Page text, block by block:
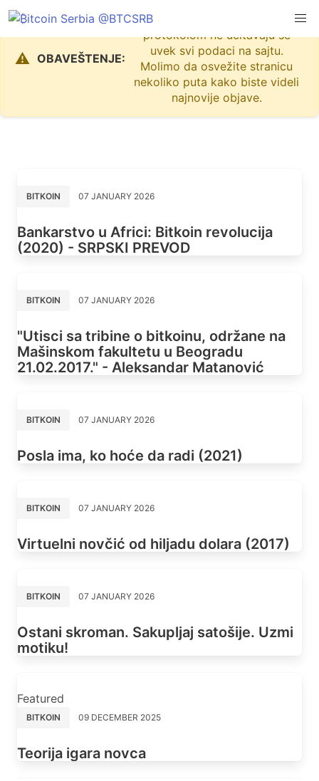
⚠️ OBAVEŠTENJE:
Zbog problema sa Nostr
protokolom ne učitavaju se
uvek svi podaci na sajtu.
Molimo da osvežite stranicu
nekoliko puta kako biste videli
najnovije objave.
BITKOIN 07 JANUARY 2026
Bankarstvo u Africi: Bitkoin revolucija
(2020) - SRPSKI PREVOD
BITKOIN 07 JANUARY 2026
"Utisci sa tribine o bitkoinu, održane na
Mašinskom fakultetu u Beogradu
21.02.2017." - Aleksandar Matanović
BITKOIN 07 JANUARY 2026
Posla ima, ko hoće da radi (2021)
BITKOIN 07 JANUARY 2026
Virtuelni novčić od hiljadu dolara (2017)
BITKOIN 07 JANUARY 2026
Ostani skroman. Sakupljaj satošije. Uzmi
motiku!
Featured
BITKOIN 09 DECEMBER 2025
Teorija igara novca